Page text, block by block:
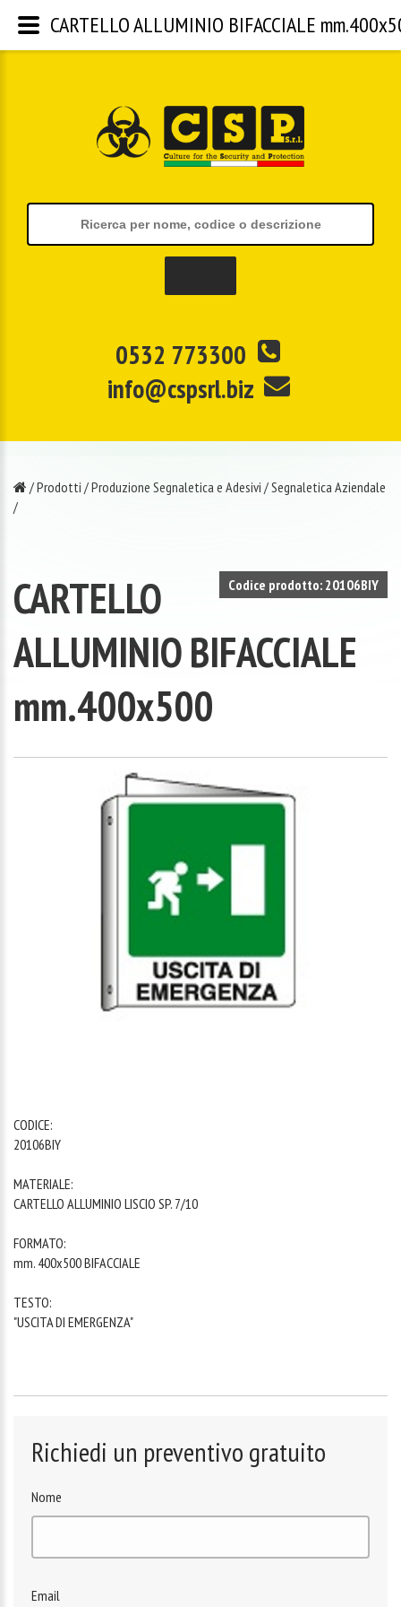
0532 773300
info@cspsrl.biz
/Prodotti /Produzione Segnaletica e Adesivi /Segnaletica Aziendale
/
Codice prodotto: 20106BIY
CARTELLO
ALLUMINIO BIFACCIALE
mm.400x500
CODICE:
20106BIY
MATERIALE:
CARTELLO ALLUMINIO LISCIO SP. 7/10
FORMATO:
mm. 400x500 BIFACCIALE
TESTO:
"USCITA DI EMERGENZA"
Richiedi un preventivo gratuito
Nome
Email
CARTELLO ALLUMINIO BIFACCIALE